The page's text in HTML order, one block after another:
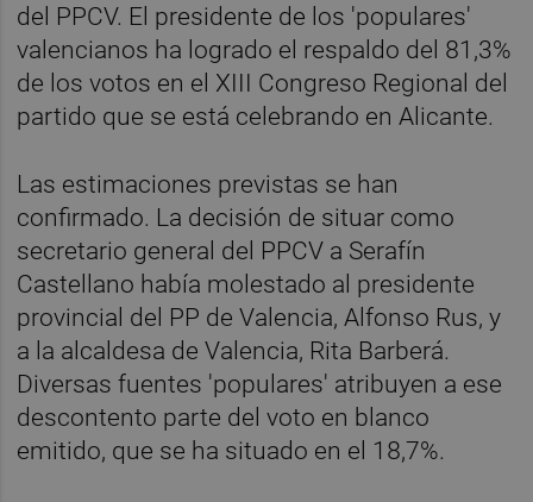
del PPCV. El presidente de los 'populares'
valencianos ha logrado el respaldo del 81,3%
de los votos en el XIII Congreso Regional del
partido que se está celebrando en Alicante.
Las estimaciones previstas se han
confirmado. La decisión de situar como
secretario general del PPCV a Serafín
Castellano había molestado al presidente
provincial del PP de Valencia, Alfonso Rus, y
a la alcaldesa de Valencia, Rita Barberá.
Diversas fuentes 'populares' atribuyen a ese
descontento parte del voto en blanco
emitido, que se ha situado en el 18,7%.